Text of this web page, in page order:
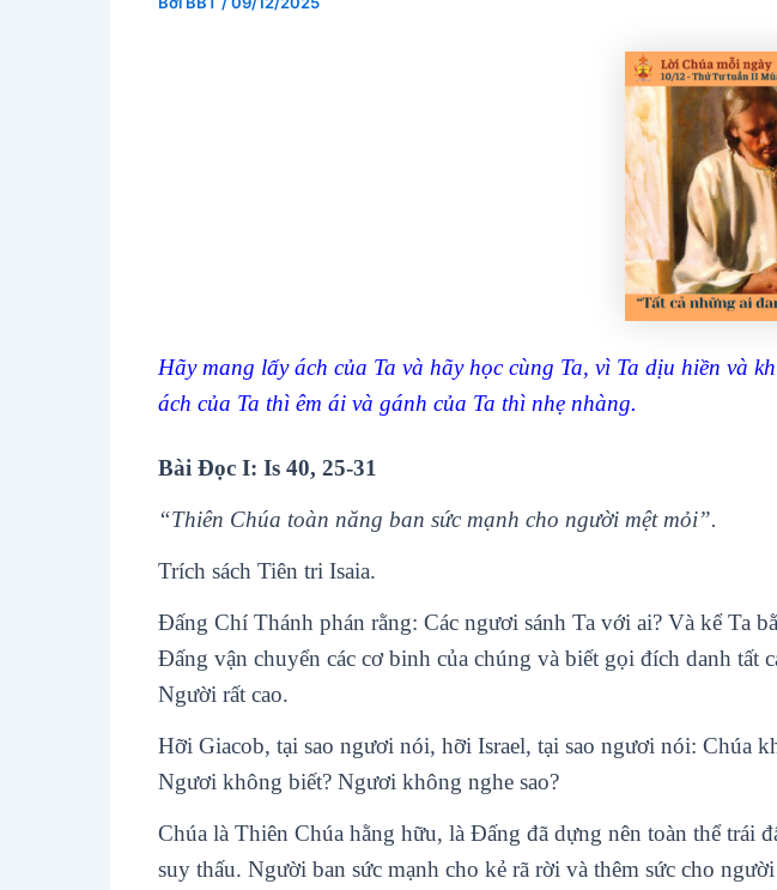
Hãy mang lấy ách của Ta và hãy học cùng Ta, vì Ta dịu hiền và
ách của Ta thì êm ái và gánh của Ta thì nhẹ nhàng.
Bài Ðọc I: Is 40, 25-31
“Thiên Chúa toàn năng ban sức mạnh cho người mệt mỏi”.
Trích sách Tiên tri Isaia.
Ðấng Chí Thánh phán rằng: Các ngươi sánh Ta với ai? Và kể Ta
Ðấng vận chuyển các cơ binh của chúng và biết gọi đích danh tất
Người rất cao.
Hỡi Giacob, tại sao ngươi nói, hỡi Israel, tại sao ngươi nói: Chúa
Ngươi không biết? Ngươi không nghe sao?
Chúa là Thiên Chúa hằng hữu, là Ðấng đã dựng nên toàn thể
suy thấu. Người ban sức mạnh cho kẻ rã rời và thêm sức cho